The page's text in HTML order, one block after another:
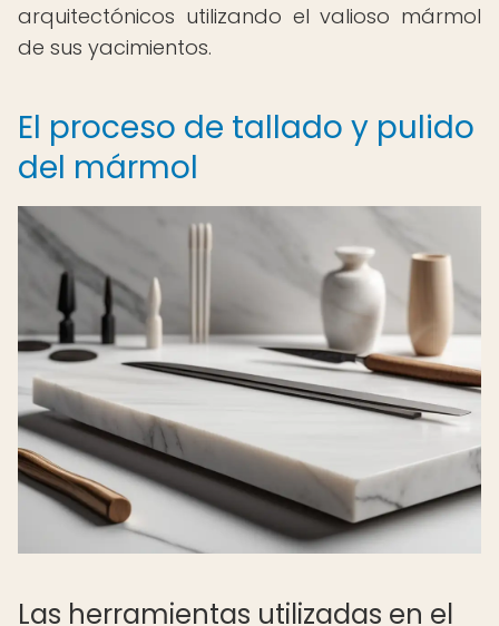
arquitectónicos utilizando el valioso mármol
de sus yacimientos.
El proceso de tallado y pulido
del mármol
Las herramientas utilizadas en el